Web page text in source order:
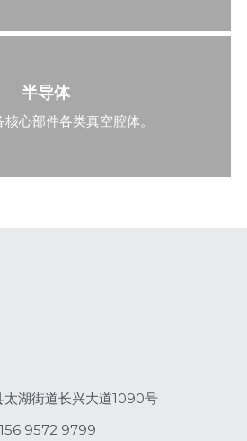
半导体
心部件各类真空腔体。
湖街道长兴大道1090号
9572 9799